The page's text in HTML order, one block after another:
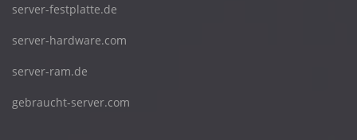
server-festplatte.de
server-hardware.com
server-ram.de
gebraucht-server.com